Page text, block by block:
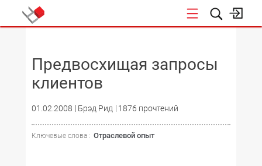
Предвосхищая запросы
клиентов
01.02.2008 Брэд Рид 1876 прочтений
Ключевые слова : Отраслевой опыт